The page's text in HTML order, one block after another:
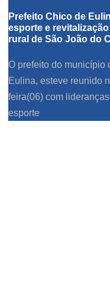
Prefeito Chico de
esporte e
rural de São João do
O prefeito do município
Eulina, esteve reunido
feira(06) com
esporte